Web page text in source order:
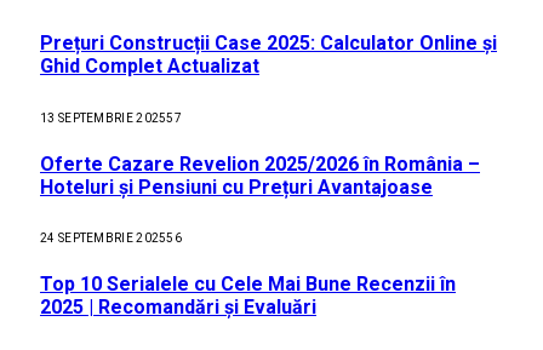
Prețuri Construcții Case 2025: Calculator Online și
Ghid Complet Actualizat
13 SEPTEMBRIE 202557
Oferte Cazare Revelion 2025/2026 în România –
Hoteluri și Pensiuni cu Prețuri Avantajoase
24 SEPTEMBRIE 202556
Top 10 Serialele cu Cele Mai Bune Recenzii în
2025 | Recomandări și Evaluări